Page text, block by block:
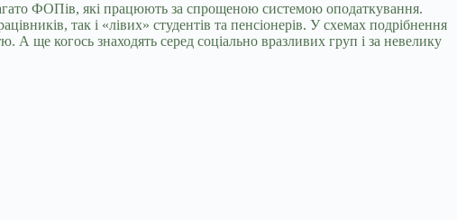
ФОПів, які працюють за спрощеною системою оподаткування.
так і «лівих» студентів та пенсіонерів. У схемах подрібнення
А ще когось знаходять серед соціально вразливих груп і за невелику